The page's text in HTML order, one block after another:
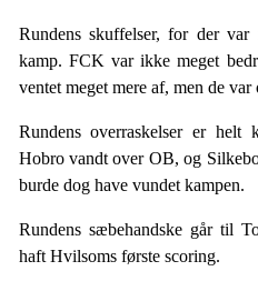
Rundens skuffelser, for der
kamp. FCK var ikke meget
ventet meget mere af, men de
Rundens overraskelser er
Hobro vandt over OB, og
burde dog have vundet kampen.
Rundens sæbehandske går til
haft Hvilsoms første scoring.